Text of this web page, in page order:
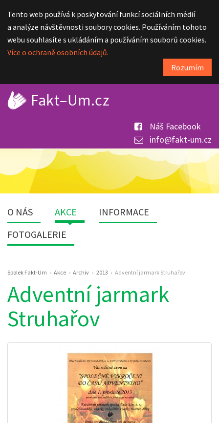
Tento web používá k poskytování funkcí sociálních médií
a analýze návštěvnosti soubory cookies. Používáním tohoto
webu souhlasíte s ukládáním a používáním souborů cookies.
Více o ochraně osobních údajů.
Rozumím
Náš Facebook
info@fakt-um.cz
O NÁS AKCE
INFORMACE
FOTOGALERIE
Spolek Fakt-Um Akce Archiv 2013 Adventní jarmark Struhařov
Adventní jarmark
Struhařov